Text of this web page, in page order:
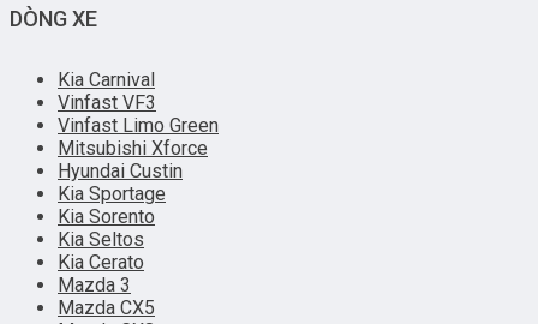
DÒNG XE
Kia Carnival
Vinfast VF3
Vinfast Limo Green
Mitsubishi Xforce
Hyundai Custin
Kia Sportage
Kia Sorento
Kia Seltos
Kia Cerato
Mazda 3
Mazda CX5